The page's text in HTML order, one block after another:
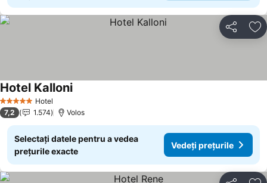
Distribuiți
5 Stele Hotel
Hotel Kalloni
7,2 1.574 Volos
Selectați datele pentru a vedea
prețurile exacte
Vedeți prețurile